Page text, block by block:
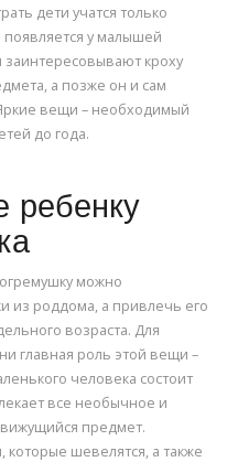
дети учатся только
появляется у малышей
заинтересовывают кроху
а позже он и сам
вещи – необходимый
до года.
ребенку
можно
из роддома, а привлечь его
возраста. Для
главная роль этой вещи –
человека состоит
все необычное и
предмет.
шевелятся, а также